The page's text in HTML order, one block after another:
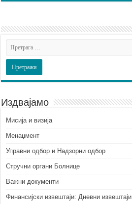
Издвајамо
Мисија и визија
Менаџмент
Управни одбор и Надзорни одбор
Стручни органи Болнице
Важни документи
Финансијски извештаји: Дневни извештаји